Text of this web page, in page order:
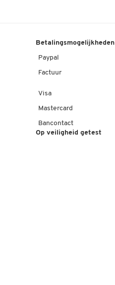
Betalingsmogelijkheden
Paypal
Factuur
Visa
Mastercard
Bancontact
Op veiligheid getest